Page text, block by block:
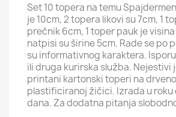
Set 10 topera na temu
je 10cm, 2 topera likovi su 7cm, 1
prečnik 6cm, 1 toper pauk je
natpisi su širine 5cm. Rade se po
su informativnog karaktera.
ili druga kurirska služba. Nejestivi
printani kartonski toperi na
plastificiranoj žičici. Izrada u roku
dana. Za dodatna pitanja